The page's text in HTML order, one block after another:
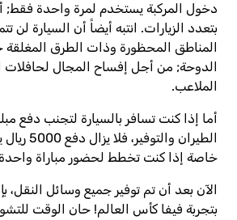
دخول المركبة يستخدم لمرة واحدة فقط;
بتعدد الزيارات. انتبه أيضاً أن السيارة
المناطق المحظورة وذات الطرق
الدوحة; من أجل إفساح المجال لحافلات
الملاعب.
أما إذا كنت تسافر بالسيارة لتجنب دفع
الطيران
خاصة إذا كنت تخطط لحضور مباراة
الآن بعد أن تم توفير جميع وسائل النقل،
بتجربة فيفا كأس العالم! حان الوقت